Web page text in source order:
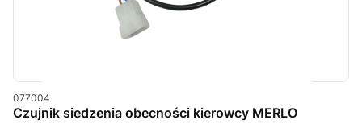
Kod produktu
077004
Czujnik siedzenia obecności kierowcy MERLO